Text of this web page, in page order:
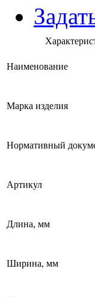
Наименование
Марка изделия
Нормативный
Артикул
Длина, мм
Ширина, мм